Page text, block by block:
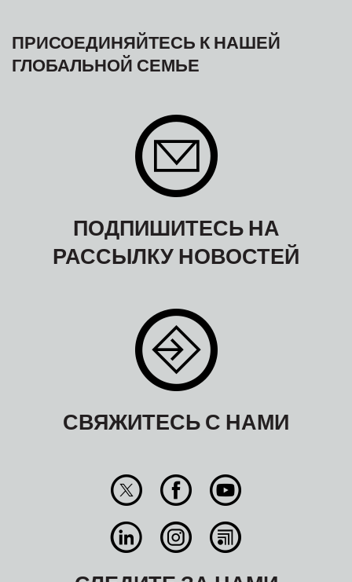
ПРИСОЕДИНЯЙТЕСЬ К НАШЕЙ
ГЛОБАЛЬНОЙ СЕМЬЕ
ПОДПИШИТЕСЬ НА
РАССЫЛКУ НОВОСТЕЙ
СВЯЖИТЕСЬ С НАМИ